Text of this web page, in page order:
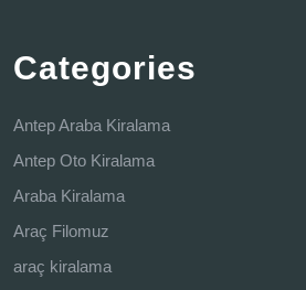
Categories
Antep Araba Kiralama
Antep Oto Kiralama
Araba Kiralama
Araç Filomuz
araç kiralama